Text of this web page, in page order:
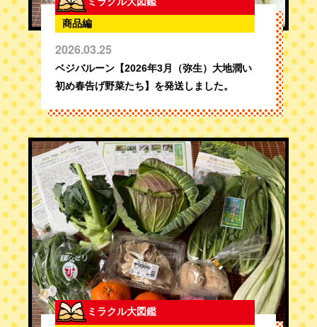
商品編
2026.03.25
ベジバルーン【2026年3月（弥生）大地潤い
初め春告げ野菜たち】を発送しました。
ミラクル大図鑑